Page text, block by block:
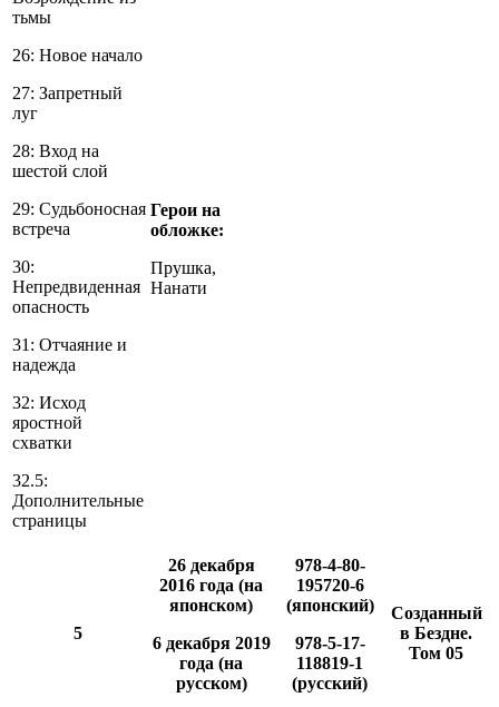
тьмы
26: Новое начало
27: Запретный
луг
28: Вход на
шестой слой
29: Судьбоносная
встреча
30:
Непредвиденная
опасность
31: Отчаяние и
надежда
32: Исход
яростной
схватки
32.5:
Дополнительные
страницы
Герои на
обложке:
Прушка,
Нанати
5
26 декабря
2016 года (на
японском)
6 декабря 2019
года (на
русском)
978-4-80-
195720-6
(японский)
978-5-17-
118819-1
(русский)
Созданный
в Бездне.
Том 05